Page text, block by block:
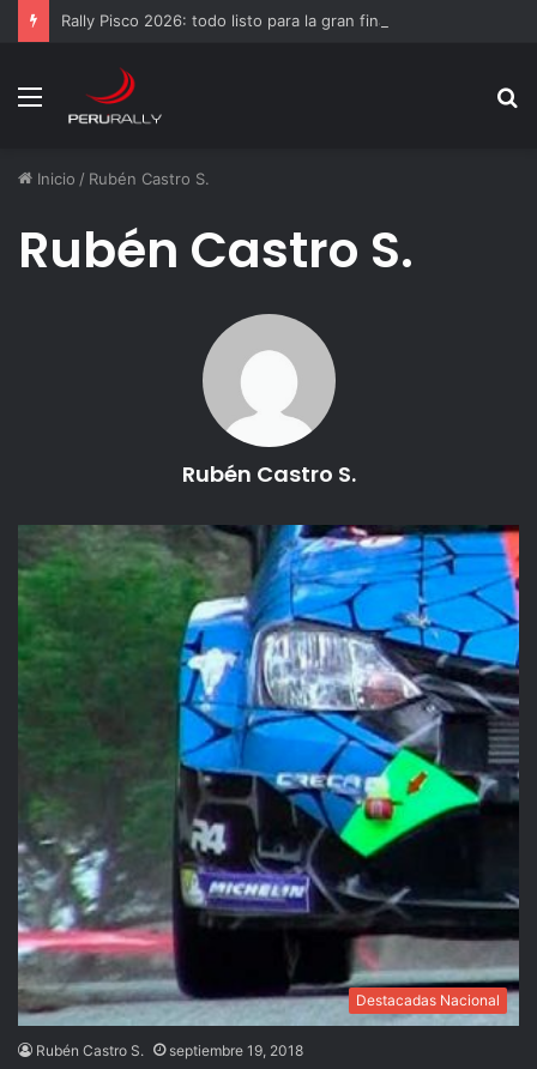
Rally Pisco 2026: todo listo para la gran final del RallyACP
Menú
Inicio / Rubén Castro S.
Rubén Castro S.
Rubén Castro S.
Destacadas Nacional
Rubén Castro S. septiembre 19, 2018